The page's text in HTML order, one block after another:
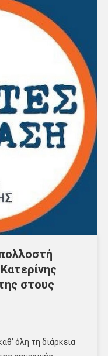
στους
όλη τη διάρκεια